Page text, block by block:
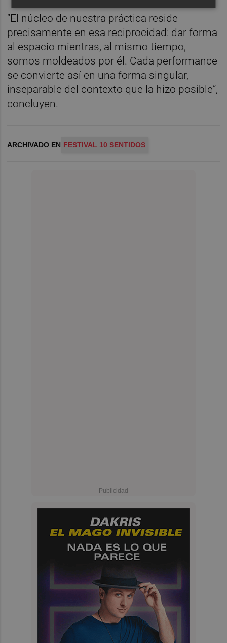
“El núcleo de nuestra práctica reside
precisamente en esa reciprocidad: dar forma
al espacio mientras, al mismo tiempo,
somos moldeados por él. Cada performance
se convierte así en una forma singular,
inseparable del contexto que la hizo posible”,
concluyen.
ARCHIVADO EN FESTIVAL 10 SENTIDOS